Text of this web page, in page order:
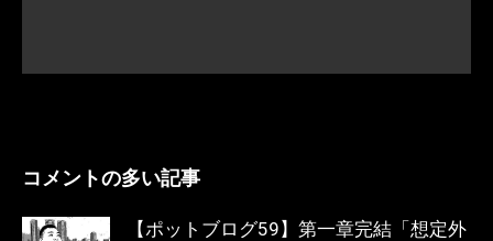
コメントの多い記事
【ポットブログ59】第一章完結「想定外